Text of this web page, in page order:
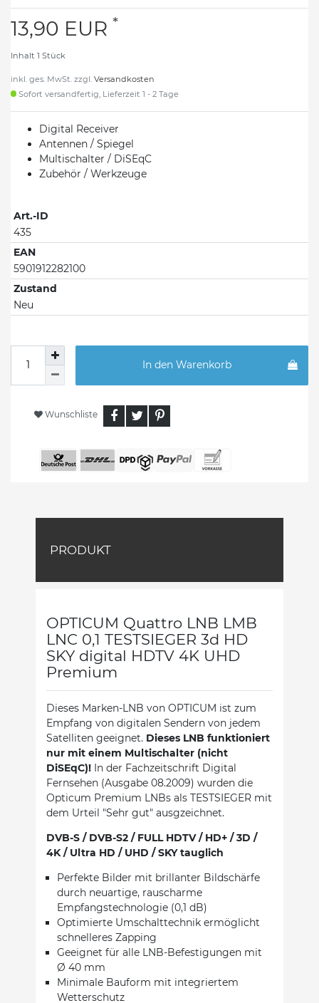
13,90 EUR *
Inhalt 1 Stück
inkl. ges. MwSt. zzgl. Versandkosten
Sofort versandfertig, Lieferzeit 1 - 2 Tage
Digital Receiver
Antennen / Spiegel
Multischalter / DiSEqC
Zubehör / Werkzeuge
Art.-ID
435
EAN
5901912282100
Zustand
Neu
In den Warenkorb
Wunschliste
PRODUKT
OPTICUM Quattro LNB LMB
LNC 0,1 TESTSIEGER 3d HD
SKY digital HDTV 4K UHD
Premium
Dieses Marken-LNB von OPTICUM ist zum
Empfang von digitalen Sendern von jedem
Satelliten geeignet. Dieses LNB funktioniert
nur mit einem Multischalter (nicht
DiSEqC)! In der Fachzeitschrift Digital
Fernsehen (Ausgabe 08.2009) wurden die
Opticum Premium LNBs als TESTSIEGER mit
dem Urteil "Sehr gut" ausgzeichnet.
DVB-S / DVB-S2 / FULL HDTV / HD+ / 3D /
4K / Ultra HD / UHD / SKY tauglich
Perfekte Bilder mit brillanter Bildschärfe
durch neuartige, rauscharme
Empfangstechnologie (0,1 dB)
Optimierte Umschalttechnik ermöglicht
schnelleres Zapping
Geeignet für alle LNB-Befestigungen mit
Ø 40 mm
Minimale Bauform mit integriertem
Wetterschutz